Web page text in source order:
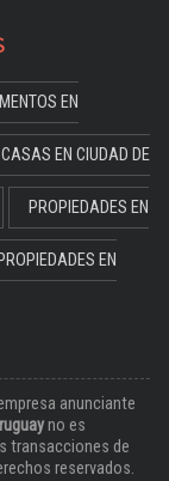
EN
CASAS EN CIUDAD DE
PROPIEDADES EN
PROPIEDADES EN
anunciante
no es
transacciones de
reservados.